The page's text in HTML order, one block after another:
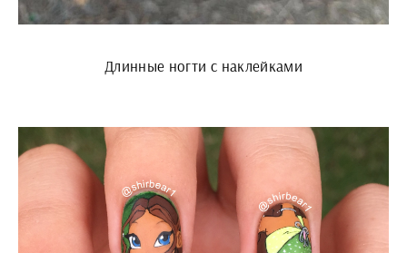
Длинные ногти с наклейками